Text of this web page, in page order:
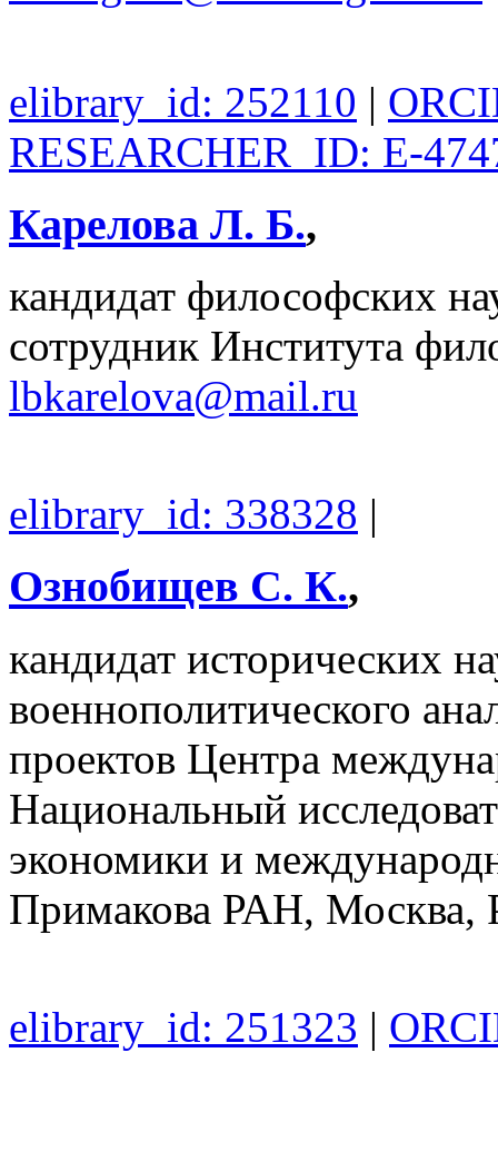
elibrary_id: 252110 |
RESEARCHER_ID: E-
Карелова Л. Б.,
кандидат философских
сотрудник Института
lbkarelova@mail.ru
elibrary_id: 338328 |
Ознобищев С. К.,
кандидат исторических
военнополитического
проектов Центра
Национальный
экономики и
Примакова РАН, Москва,
elibrary_id: 251323 |